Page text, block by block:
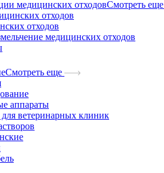
медицинских отходовСмотреть еще
отходов
отходов
медицинских отходов
Смотреть еще
аппараты
ветеринарных клиник